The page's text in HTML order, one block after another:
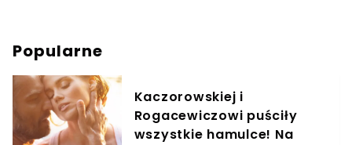
Popularne
Kaczorowskiej i
Rogacewiczowi puściły
wszystkie hamulce! Na